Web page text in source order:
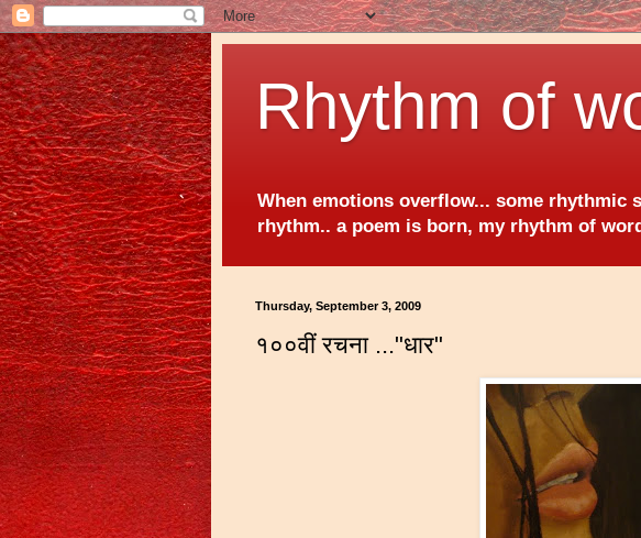
Rhythm of
When emotions overflow... some rhythmic
rhythm.. a poem is born, my rhythm of
Thursday, September 3, 2009
१००वीं रचना ..."धार"